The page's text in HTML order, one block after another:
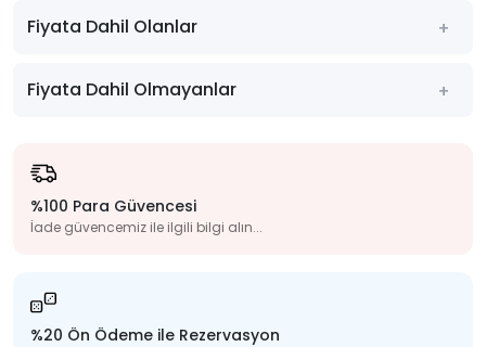
Fiyata Dahil Olanlar
Fiyata Dahil Olmayanlar
%100 Para Güvencesi
İade güvencemiz ile ilgili bilgi alın...
%20 Ön Ödeme ile Rezervasyon